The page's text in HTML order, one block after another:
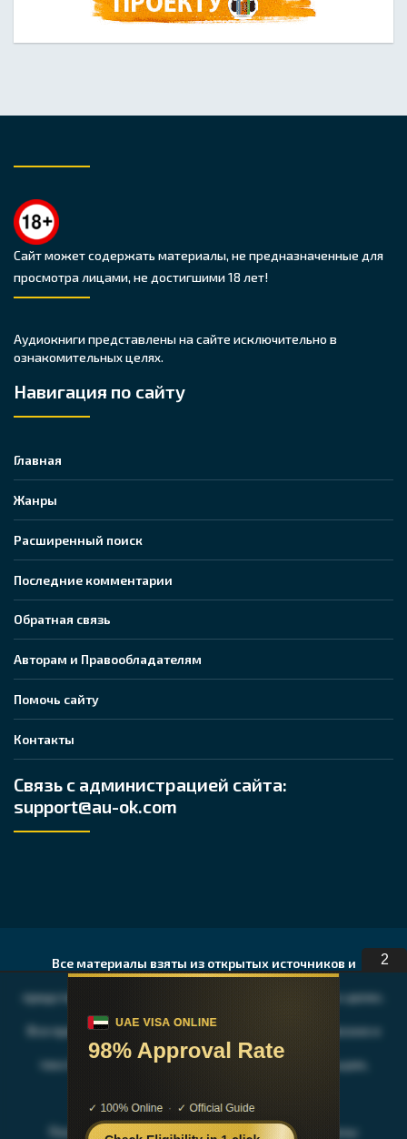
1
Сайт может содержать материалы, не предназначенные для
просмотра лицами, не достигшими 18 лет!
Аудиокниги представлены на сайте исключительно в
ознакомительных целях.
Навигация по сайту
Главная
Жанры
Расширенный поиск
Последние комментарии
Обратная связь
Авторам и Правообладателям
Помочь сайту
Контакты
Связь с администрацией сайта:
support@au-ok.com
Все материалы взяты из открытых источников и
представлены исключительно в ознакомительных целях.
Все права на публикуемые аудио, видео, графические и
текстовые материалы принадлежат их владельцам,
После ознакомления с содержимым, Вы должны